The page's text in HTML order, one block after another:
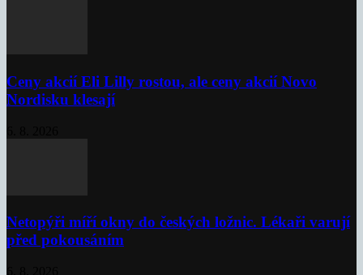
Ceny akcií Eli Lilly rostou, ale ceny akcií Novo
Nordisku klesají
Netopýři míří okny do českých ložnic. Lékaři varují
před pokousáním